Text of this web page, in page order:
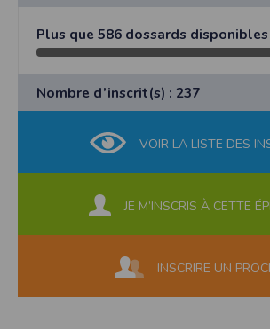
Plus que 586 dossards disponibles
Nombre d’inscrit(s) : 237
VOIR LA LISTE DES
JE M’INSCRIS À CETTE
INSCRIRE UN